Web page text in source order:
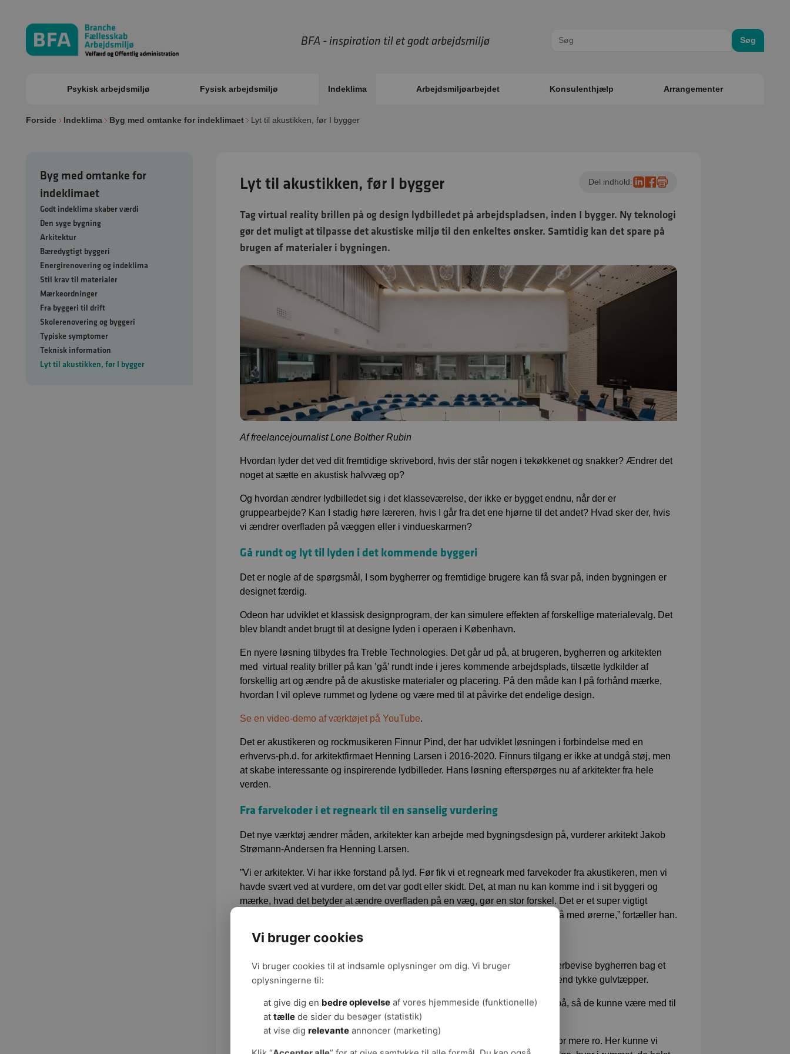
BFA - inspiration til et godt arbejdsmiljø Søg
Psykisk arbejdsmiljø Fysisk arbejdsmiljø Indeklima Arbejdsmiljøarbejdet Konsulenthjælp Arrangementer
Forside Indeklima Byg med omtanke for indeklimaet Lyt til akustikken, før I bygger
Byg med omtanke for
indeklimaet
Godt indeklima skaber værdi
Den syge bygning
Arkitektur
Bæredygtigt byggeri
Energirenovering og indeklima
Stil krav til materialer
Mærkeordninger
Fra byggeri til drift
Skolerenovering og byggeri
Typiske symptomer
Teknisk information
Lyt til akustikken, før I bygger
Lyt til akustikken, før I bygger Del indhold:
Tag virtual reality brillen på og design lydbilledet på arbejdspladsen, inden I bygger. Ny teknologi
gør det muligt at tilpasse det akustiske miljø til den enkeltes ønsker. Samtidig kan det spare på
brugen af materialer i bygningen.
Af freelancejournalist Lone Bolther Rubin
Hvordan lyder det ved dit fremtidige skrivebord, hvis der står nogen i tekøkkenet og snakker? Ændrer det
noget at sætte en akustisk halvvæg op?
Og hvordan ændrer lydbilledet sig i det klasseværelse, der ikke er bygget endnu, når der er
gruppearbejde? Kan I stadig høre læreren, hvis I går fra det ene hjørne til det andet? Hvad sker der, hvis
vi ændrer overfladen på væggen eller i vindueskarmen?
Gå rundt og lyt til lyden i det kommende byggeri
Det er nogle af de spørgsmål, I som bygherrer og fremtidige brugere kan få svar på, inden bygningen er
designet færdig.
Odeon har udviklet et klassisk designprogram, der kan simulere effekten af forskellige materialevalg. Det
blev blandt andet brugt til at designe lyden i operaen i København.
En nyere løsning tilbydes fra Treble Technologies. Det går ud på, at brugeren, bygherren og arkitekten
med virtual reality briller på kan ’gå’ rundt inde i jeres kommende arbejdsplads, tilsætte lydkilder af
forskellig art og ændre på de akustiske materialer og placering. På den måde kan I på forhånd mærke,
hvordan I vil opleve rummet og lydene og være med til at påvirke det endelige design.
Se en video-demo af værktøjet på YouTube.
Det er akustikeren og rockmusikeren Finnur Pind, der har udviklet løsningen i forbindelse med en
erhvervs-ph.d. for arkitektfirmaet Henning Larsen i 2016-2020. Finnurs tilgang er ikke at undgå støj, men
at skabe interessante og inspirerende lydbilleder. Hans løsning efterspørges nu af arkitekter fra hele
verden.
Fra farvekoder i et regneark til en sanselig vurdering
Det nye værktøj ændrer måden, arkitekter kan arbejde med bygningsdesign på, vurderer arkitekt Jakob
Strømann-Andersen fra Henning Larsen.
”Vi er arkitekter. Vi har ikke forstand på lyd. Før fik vi et regneark med farvekoder fra akustikeren, men vi
havde svært ved at vurdere, om det var godt eller skidt. Det, at man nu kan komme ind i sit byggeri og
mærke, hvad det betyder at ændre overfladen på en væg, gør en stor forskel. Det er et super vigtigt
design værktøj, som gør det muligt ikke kun at designe med øjnene, men også med ørerne,” fortæller han.
Påvirker designet af kontoret og universitetet
Henning Larsen har brugt teknologien til flere opgaver. For eksempel til at overbevise bygherren bag et
universitetsbyggeri i Ohio om, at det var bedre med lydabsorberende vægge end tykke gulvtæpper.
Og da de skulle bygge et åbent kontormiljø i Danmark, fik brugerne brillerne på, så de kunne være med til
designe deres egen arbejdsplads.
”Nogle bliver stimuleret af at kunne høre kolleger snakke, og andre har brug for mere ro. Her kunne vi
Vi bruger cookies
Vi bruger cookies til at indsamle oplysninger om dig. Vi bruger
oplysningerne til:
at give dig en bedre oplevelse af vores hjemmeside (funktionelle)
at tælle de sider du besøger (statistik)
at vise dig relevante annoncer (marketing)